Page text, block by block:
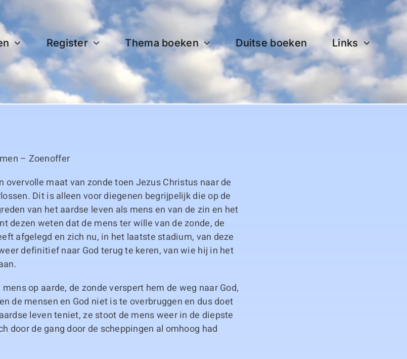
Register Thema boeken Duitse boeken Links
– Zoenoffer
overvolle maat van zonde toen Jezus Christus naar de
Dit is alleen voor diegenen begrijpelijk die op de
van het aardse leven als mens en van de zin en het
dezen weten dat de mens ter wille van de zonde, de
afgelegd en zich nu, in het laatste stadium, van deze
definitief naar God terug te keren, van wie hij in het
op aarde, de zonde verspert hem de weg naar God,
de mensen en God niet is te overbruggen en dus doet
leven teniet, ze stoot de mens weer in de diepste
door de gang door de scheppingen al omhoog had